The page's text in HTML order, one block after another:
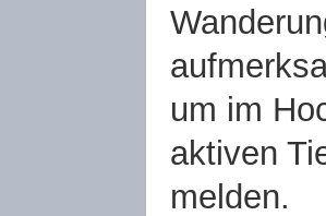
um im
aktiven
melden.